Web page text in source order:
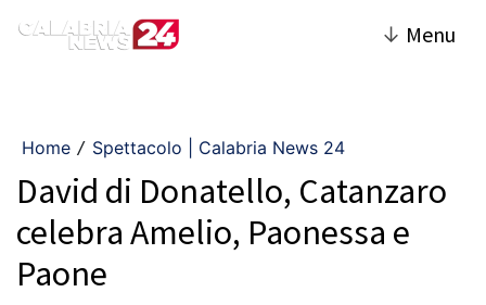
↓ Menu
Home / Spettacolo | Calabria News 24
David di Donatello, Catanzaro
celebra Amelio, Paonessa e
Paone